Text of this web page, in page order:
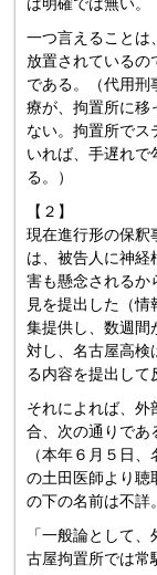
一つ言えることは
放置されているの
である。（代用刑
療が、拘置所に移
ない。拘置所でス
いれば、手遅れで
る。）
【２】
現在進行形の保釈
は、被告人に神経
害も懸念されるか
見を提出した（
集提供し、数週間
対し、名古屋高検
る内容を提出して
それによれば、外
合、次の通りであ
（本年６月５日
の土田医師より聴
の下の名前は不詳
「一般論として
古屋拘置所では常